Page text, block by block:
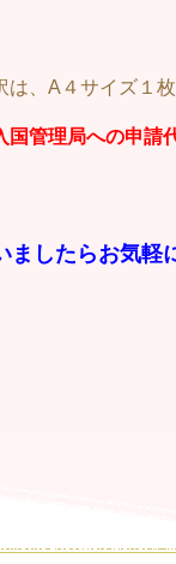
、A４サイズ１
管理局への申請
したらお気軽